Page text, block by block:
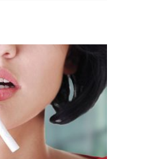
i salut oral